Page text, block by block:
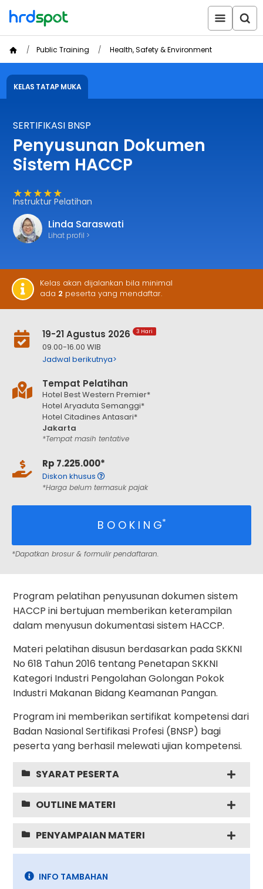
Public Training Health, Safety & Environment
KELAS TATAP MUKA
SERTIFIKASI BNSP
Penyusunan Dokumen
Sistem HACCP
★★★★★
Instruktur Pelatihan
Linda Saraswati
Lihat profil >
Kelas akan dijalankan bila minimal
ada 2 peserta yang mendaftar.
19-21 Agustus 2026 3 Hari
09.00-16.00 WIB
Jadwal berikutnya>
Tempat Pelatihan
Hotel Best Western Premier*
Hotel Aryaduta Semanggi*
Hotel Citadines Antasari*
Jakarta
*Tempat masih tentative
Rp 7.225.000*
Diskon khusus
*Harga belum termasuk pajak
B O O K I N G*
*Dapatkan brosur & formulir pendaftaran.
Program pelatihan penyusunan dokumen sistem
HACCP ini bertujuan memberikan keterampilan
dalam menyusun dokumentasi sistem HACCP.
Materi pelatihan disusun berdasarkan pada SKKNI
No 618 Tahun 2016 tentang Penetapan SKKNI
Kategori Industri Pengolahan Golongan Pokok
Industri Makanan Bidang Keamanan Pangan.
Program ini memberikan sertifikat kompetensi dari
Badan Nasional Sertifikasi Profesi (BNSP) bagi
peserta yang berhasil melewati ujian kompetensi.
SYARAT PESERTA
OUTLINE MATERI
PENYAMPAIAN MATERI
INFO TAMBAHAN